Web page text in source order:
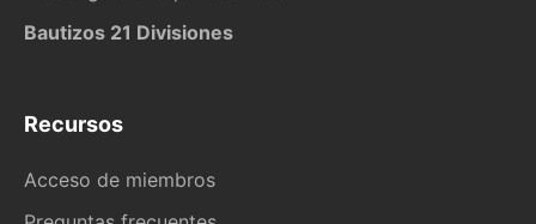
Bautizos 21 Divisiones
Recursos
Acceso de miembros